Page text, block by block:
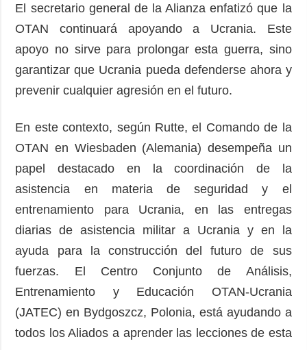
El secretario general de la Alianza enfatizó que la
OTAN continuará apoyando a Ucrania. Este
apoyo no sirve para prolongar esta guerra, sino
garantizar que Ucrania pueda defenderse ahora y
prevenir cualquier agresión en el futuro.
En este contexto, según Rutte, el Comando de la
OTAN en Wiesbaden (Alemania) desempeña un
papel destacado en la coordinación de la
asistencia en materia de seguridad y el
entrenamiento para Ucrania, en las entregas
diarias de asistencia militar a Ucrania y en la
ayuda para la construcción del futuro de sus
fuerzas. El Centro Conjunto de Análisis,
Entrenamiento y Educación OTAN-Ucrania
(JATEC) en Bydgoszcz, Polonia, está ayudando a
todos los Aliados a aprender las lecciones de esta